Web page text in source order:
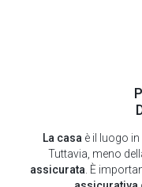
La casa è il luogo
Tuttavia, meno
assicurata . È